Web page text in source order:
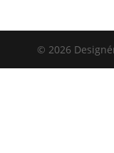
© 2026